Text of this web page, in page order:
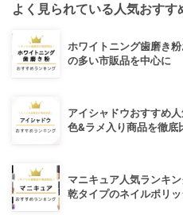
よく見られている人気おすす
ホワイトニング歯磨き
の多い市販品を中心に
アイシャドウおすすめ
色&ラメ入り商品を徹底
マニキュア人気ランキ
乾タイプのネイルポリッ